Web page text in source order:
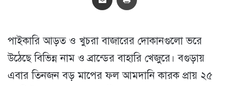
পাইকারি আড়ত ও খুচরা বাজারের দোকানগুলো ভরে
উঠেছে বিভিন্ন নাম ও ব্রান্ডের বাহারি খেজুরে। বগুড়ায়
এবার তিনজন বড় মাপের ফল আমদানি কারক প্রায় ২৫